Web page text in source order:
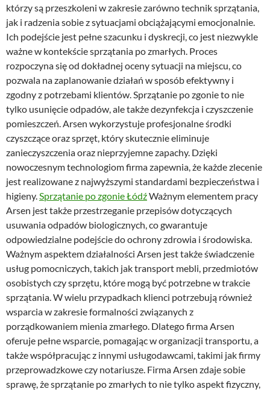
którzy są przeszkoleni w zakresie zarówno technik sprzątania,
jak i radzenia sobie z sytuacjami obciążającymi emocjonalnie.
Ich podejście jest pełne szacunku i dyskrecji, co jest niezwykle
ważne w kontekście sprzątania po zmarłych. Proces
rozpoczyna się od dokładnej oceny sytuacji na miejscu, co
pozwala na zaplanowanie działań w sposób efektywny i
zgodny z potrzebami klientów. Sprzątanie po zgonie to nie
tylko usunięcie odpadów, ale także dezynfekcja i czyszczenie
pomieszczeń. Arsen wykorzystuje profesjonalne środki
czyszczące oraz sprzęt, który skutecznie eliminuje
zanieczyszczenia oraz nieprzyjemne zapachy. Dzięki
nowoczesnym technologiom firma zapewnia, że każde zlecenie
jest realizowane z najwyższymi standardami bezpieczeństwa i
higieny.Sprzątanie po zgonie ŁódźWażnym elementem pracy
Arsen jest także przestrzeganie przepisów dotyczących
usuwania odpadów biologicznych, co gwarantuje
odpowiedzialne podejście do ochrony zdrowia i środowiska.
Ważnym aspektem działalności Arsen jest także świadczenie
usług pomocniczych, takich jak transport mebli, przedmiotów
osobistych czy sprzętu, które mogą być potrzebne w trakcie
sprzątania. W wielu przypadkach klienci potrzebują również
wsparcia w zakresie formalności związanych z
porządkowaniem mienia zmarłego. Dlatego firma Arsen
oferuje pełne wsparcie, pomagając w organizacji transportu, a
także współpracując z innymi usługodawcami, takimi jak firmy
przeprowadzkowe czy notariusze. Firma Arsen zdaje sobie
sprawę, że sprzątanie po zmarłych to nie tylko aspekt fizyczny,